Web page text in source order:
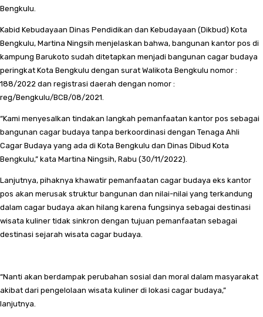
Bengkulu.
Kabid Kebudayaan Dinas Pendidikan dan Kebudayaan (Dikbud) Kota
Bengkulu, Martina Ningsih menjelaskan bahwa, bangunan kantor pos di
kampung Barukoto sudah ditetapkan menjadi bangunan cagar budaya
peringkat Kota Bengkulu dengan surat Walikota Bengkulu nomor :
188/2022 dan registrasi daerah dengan nomor :
reg/Bengkulu/BCB/08/2021.
“Kami menyesalkan tindakan langkah pemanfaatan kantor pos sebagai
bangunan cagar budaya tanpa berkoordinasi dengan Tenaga Ahli
Cagar Budaya yang ada di Kota Bengkulu dan Dinas Dibud Kota
Bengkulu,” kata Martina Ningsih, Rabu (30/11/2022).
Lanjutnya, pihaknya khawatir pemanfaatan cagar budaya eks kantor
pos akan merusak struktur bangunan dan nilai-nilai yang terkandung
dalam cagar budaya akan hilang karena fungsinya sebagai destinasi
wisata kuliner tidak sinkron dengan tujuan pemanfaatan sebagai
destinasi sejarah wisata cagar budaya.
“Nanti akan berdampak perubahan sosial dan moral dalam masyarakat
akibat dari pengelolaan wisata kuliner di lokasi cagar budaya,”
lanjutnya.